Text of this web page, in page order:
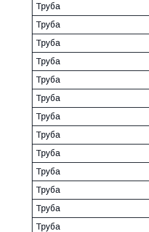
Труба
Труба
Труба
Труба
Труба
Труба
Труба
Труба
Труба
Труба
Труба
Труба
Труба